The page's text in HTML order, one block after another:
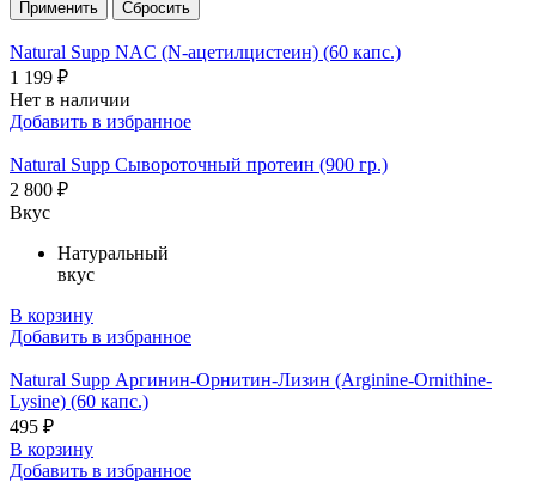
Natural Supp NAC (N-ацетилцистеин) (60 капс.)
1 199 ₽
Нет в наличии
Добавить в избранное
Natural Supp Сывороточный протеин (900 гр.)
2 800 ₽
Вкус
Натуральный
вкус
В корзину
Добавить в избранное
Natural Supp Аргинин-Орнитин-Лизин (Arginine-Ornithine-
Lysine) (60 капс.)
495 ₽
В корзину
Добавить в избранное